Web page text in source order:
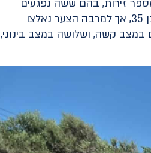
זירות, בהם ששה נפגעים
במצבי פציעה שונים. יחד עם חובשים ופראמדיקים של הצלה ומד"א ביצענו פעולות החייאה בגבר כבן 35, אך למרבה הצער נאלצו
במצב קשה, ושלושה במצב בינוני,